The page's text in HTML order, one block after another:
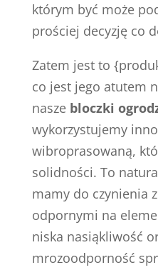
którym być może
prościej decyzję co
Zatem jest to
co jest jego atutem
nasze bloczki
wykorzystujemy
wibroprasowaną,
solidności. To
mamy do czynienia
odpornymi na
niska nasiąkliwość
mrozoodporność